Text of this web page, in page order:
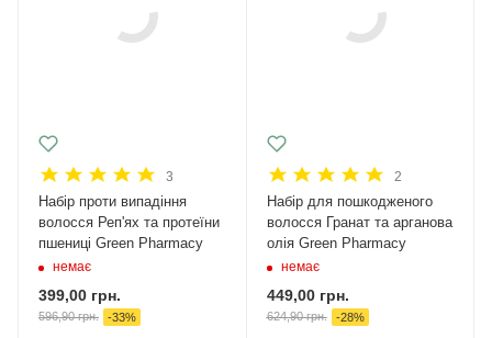
3
Набір проти випадіння
волосся Реп'ях та протеїни
пшениці Green Pharmacy
немає
399,00 грн.
596,90грн. -33%
2
Набір для пошкодженого
волосся Гранат та арганова
олія Green Pharmacy
немає
449,00грн.
624,90грн. -28%